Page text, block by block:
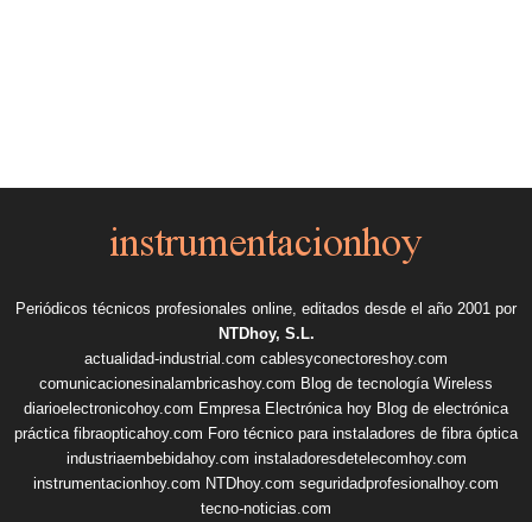
Periódicos técnicos profesionales online, editados desde el año 2001 por
NTDhoy, S.L.
actualidad-industrial.com cablesyconectoreshoy.com
comunicacionesinalambricashoy.com Blog de tecnología Wireless
diarioelectronicohoy.com Empresa Electrónica hoy Blog de electrónica
práctica fibraopticahoy.com Foro técnico para instaladores de fibra óptica
industriaembebidahoy.com instaladoresdetelecomhoy.com
instrumentacionhoy.com NTDhoy.com seguridadprofesionalhoy.com
tecno-noticias.com